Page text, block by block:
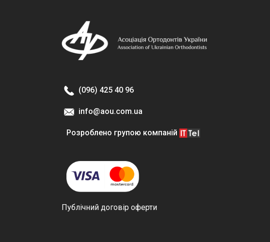
(096) 425 40 96
info@aou.com.ua
Розроблено групою компаній
Публічний договір оферти